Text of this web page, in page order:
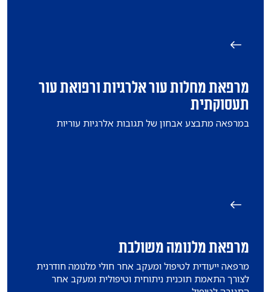
מרפאת מחלות עור אלרגיות ורפואת עור
תעסוקתית
במרפאה מתבצע אבחון של תגובות אלרגיות עוריות
מרפאת מלנומה משולבת
מרפאה ייעודית לטיפול ומעקב אחר חולי מלנומה חודרנית
לצורך התאמת תוכנית ניתוחית וטיפולית ומעקב אחר